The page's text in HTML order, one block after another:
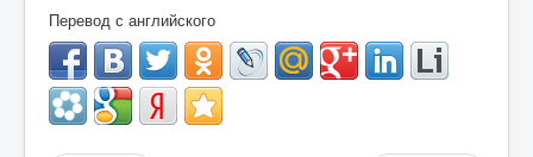
Перевод с английского